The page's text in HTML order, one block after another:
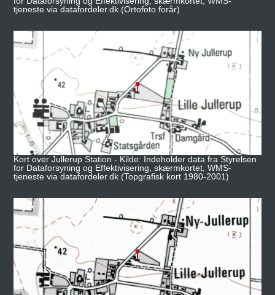
tjeneste via datafordeler.dk (Ortofoto forår)
Kort over Jullerup Station - Kilde: Indeholder data fra Styrelsen
for Dataforsyning og Effektivisering, skærmkortet, WMS-
tjeneste via datafordeler.dk (Topgrafisk kort 1980-2001)